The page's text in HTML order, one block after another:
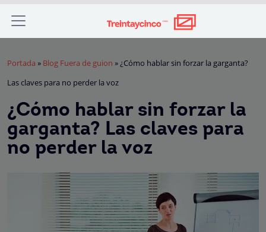
Portada » Blog Fuera de guion »¿Cómo hablar sin forzar la garganta?
Las claves para no perder la voz
¿Cómo hablar sin forzar la
garganta? Las claves para
no perder la voz